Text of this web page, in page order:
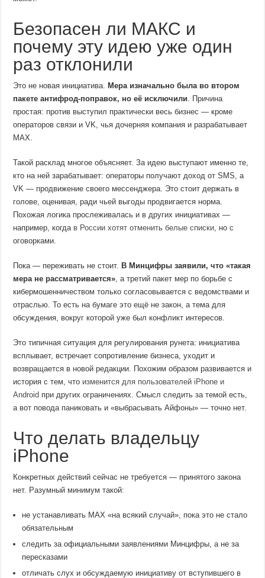
Безопасен ли МАКС и
почему эту идею уже один
раз отклонили
Это не новая инициатива.Мера изначально была во втором
пакете антифрод-поправок, но её исключили . Причина
простая: против выступил практически весь бизнес — кроме
операторов связи и VK, чья дочерняя компания и разрабатывает
MAX.
Такой расклад многое объясняет. За идею выступают именно те,
кто на ней зарабатывает: операторы получают доход от SMS, а
VK — продвижение своего мессенджера. Это стоит держать в
голове, оценивая, ради чьей выгоды продвигается норма.
Похожая логика прослеживалась и в других инициативах —
например, когда в России хотят отменить белые списки , но с
оговорками.
Пока — переживать не стоит.В Минцифры заявили, что «такая
мера не рассматривается» , а третий пакет мер по борьбе с
кибермошенничеством только согласовывается с ведомствами и
отраслью. То есть на бумаге это ещё не закон, а тема для
обсуждения, вокруг которой уже был конфликт интересов.
Это типичная ситуация для регулирования рунета: инициатива
всплывает, встречает сопротивление бизнеса, уходит и
возвращается в новой редакции. Похожим образом развивается и
история с тем, что изменится для пользователей iPhone и
Android при других ограничениях. Смысл следить за темой есть,
а вот повода паниковать и «выбрасывать Айфоны» — точно нет.
Что делать владельцу
iPhone
Конкретных действий сейчас не требуется — принятого закона
нет. Разумный минимум такой:
не устанавливать MAX «на всякий случай», пока это не стало
обязательным
следить за официальными заявлениями Минцифры, а не за
пересказами
отличать слух и обсуждаемую инициативу от вступившего в